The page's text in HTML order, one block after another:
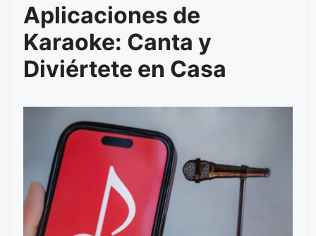
Aplicaciones de
Karaoke: Canta y
Diviértete en Casa